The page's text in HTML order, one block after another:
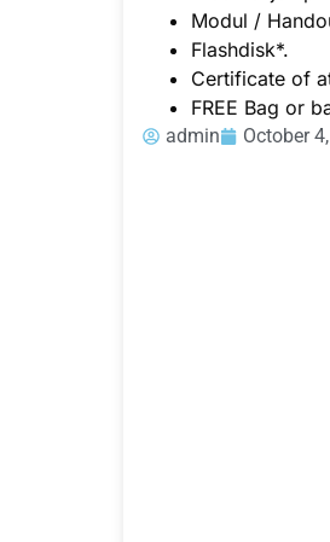
Modul /
Flashdisk*.
Certificate of
FREE Bag or
admin October